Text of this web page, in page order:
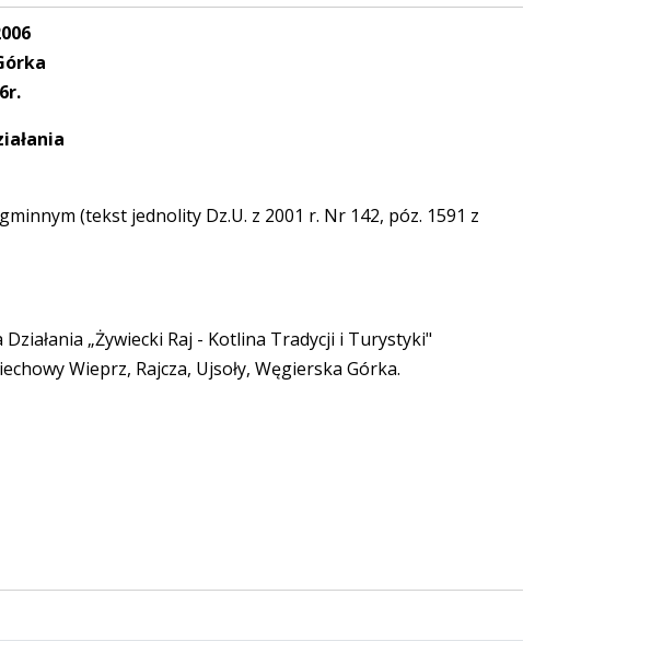
(tekst jednolity Dz.U. z 2001 r. Nr 142, póz. 1591 z
„Żywiecki Raj - Kotlina Tradycji i Turystyki"
Wieprz, Rajcza, Ujsoły, Węgierska Górka.